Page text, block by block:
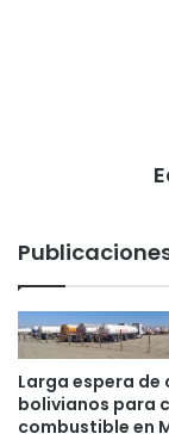
Larga espera de
bolivianos para
combustible en